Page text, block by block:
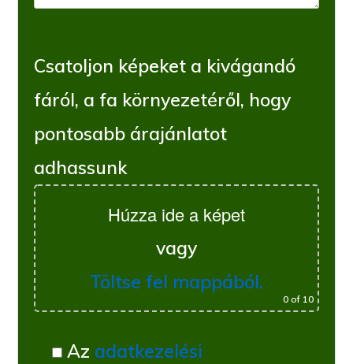
Csatoljon képeket a kivágandó
fáról, a fa környezetéről, hogy
pontosabb árajánlatot
adhassunk
Húzza ide a képet
vagy
Töltse fel mappából.
0of 10
Az adatkezelési